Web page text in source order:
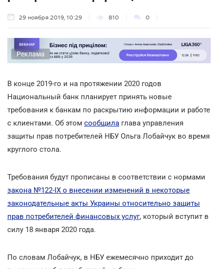
29 ноября 2019, 10:29 810 0
Реклама
В конце 2019-го и на протяжении 2020 годов
Национальный банк планирует принять новые
требования к банкам по раскрытию информации и работе
с клиентами. Об этом сообщила глава управления
защиты прав потребителей НБУ Ольга Лобайчук во время
круглого стола.
Требования будут прописаны в соответствии с нормами
закона №122-ІХ о внесении изменений в некоторые
законодательные акты Украины относительно защиты
прав потребителей финансовых услуг, который вступит в
силу 18 января 2020 года.
По словам Лобайчук, в НБУ ежемесячно приходит до